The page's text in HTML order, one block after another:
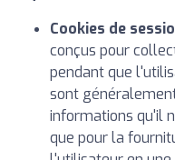
Cookies de
conçus pour
pendant que
sont
informations qu'il
que pour la